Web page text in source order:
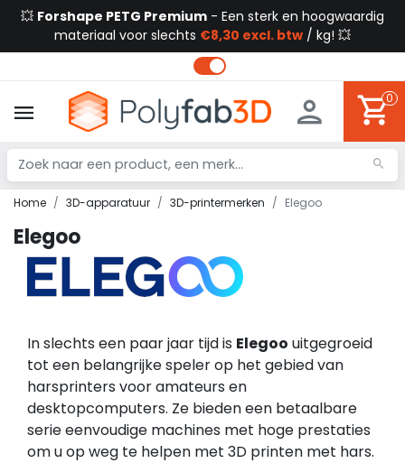
💥 Forshape PETG Premium - Een sterk en hoogwaardig
materiaal voor slechts €8,30 excl. btw / kg! 💥
0
Home 3D-apparatuur 3D-printermerken Elegoo
Elegoo
In slechts een paar jaar tijd is Elegoo uitgegroeid
tot een belangrijke speler op het gebied van
harsprinters voor amateurs en
desktopcomputers. Ze bieden een betaalbare
serie eenvoudige machines met hoge prestaties
om u op weg te helpen met 3D printen met hars.